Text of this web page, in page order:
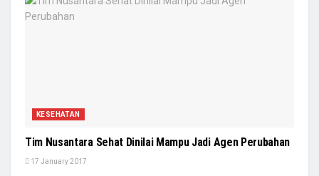
KESEHATAN
Tim Nusantara Sehat Dinilai Mampu Jadi Agen Perubahan
17 January 2017